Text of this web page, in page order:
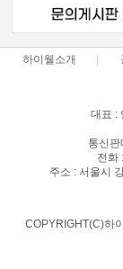
하이웰소개
대표 :
통신
전화
주소 : 서울시
COPYRIGHT(C)하